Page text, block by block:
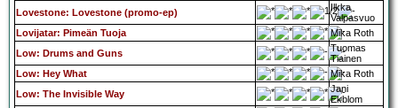
Lovestone: Lovestone (promo-ep)
Ilkka
Valpasvuo
Lovijatar: Pimeän Tuoja
Mika Roth
Low: Drums and Guns
Tuomas
Tiainen
Low: Hey What
Mika Roth
Low: The Invisible Way
Jani
Ekblom